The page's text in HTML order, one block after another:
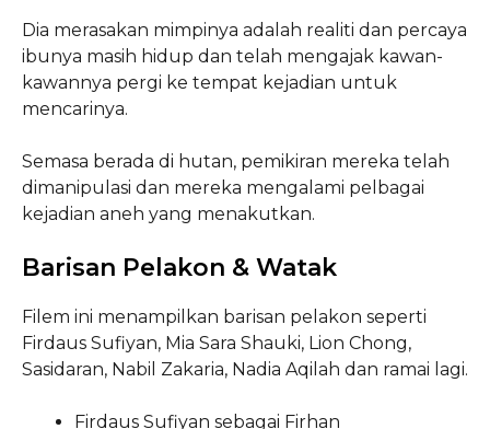
Dia merasakan mimpinya adalah realiti dan percaya
ibunya masih hidup dan telah mengajak kawan-
kawannya pergi ke tempat kejadian untuk
mencarinya.
Semasa berada di hutan, pemikiran mereka telah
dimanipulasi dan mereka mengalami pelbagai
kejadian aneh yang menakutkan.
Barisan Pelakon & Watak
Filem ini menampilkan barisan pelakon seperti
Firdaus Sufiyan, Mia Sara Shauki, Lion Chong,
Sasidaran, Nabil Zakaria, Nadia Aqilah dan ramai lagi.
Firdaus Sufiyan sebagai Firhan